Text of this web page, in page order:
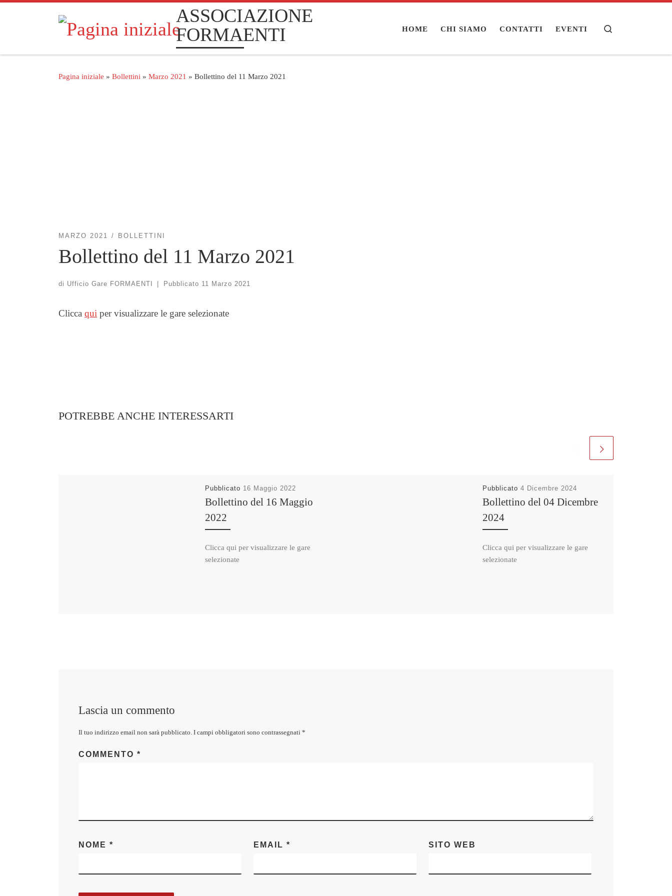
Passa al contenuto
ASSOCIAZIONE
FORMAENTI
HOME CHI SIAMO CONTATTI EVENTI
Pagina iniziale » Bollettini » Marzo 2021 » Bollettino del 11 Marzo 2021
MARZO 2021 BOLLETTINI
Bollettino del 11 Marzo 2021
di Ufficio Gare FORMAENTI Pubblicato 11 Marzo 2021
Clicca qui per visualizzare le gare selezionate
POTREBBE ANCHE INTERESSARTI
Pubblicato 16 Maggio 2022
Bollettino del 16 Maggio
2022
Clicca qui per visualizzare le gare
selezionate
Pubblicato 4 Dicembre 2024
Bollettino del 04 Dicembre
2024
Clicca qui per visualizzare le gare
selezionate
Lascia un commento
Il tuo indirizzo email non sarà pubblicato. I campi obbligatori sono contrassegnati *
COMMENTO *
NOME * EMAIL * SITO WEB